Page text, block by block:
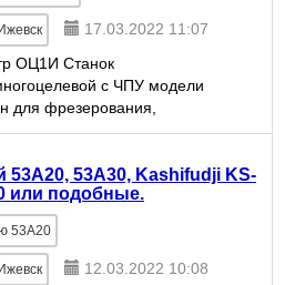
17.03.2022 11:07
ОЦ1И Станок
с ЧПУ модели
для фрезерования,
развертывания,
53А20, 53А30, Kashifudji KS-
или подобные.
53А20
12.03.2022 10:08